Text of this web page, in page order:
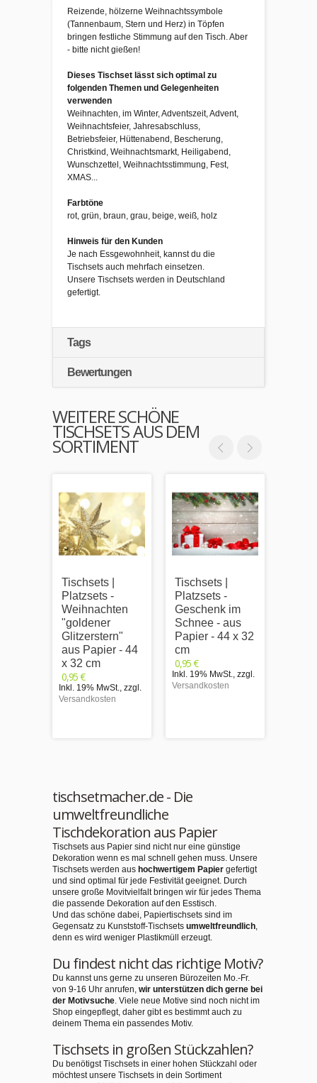
Reizende, hölzerne Weihnachtssymbole
(Tannenbaum, Stern und Herz) in Töpfen
bringen festliche Stimmung auf den Tisch. Aber
- bitte nicht gießen!
Dieses Tischset lässt sich optimal zu
folgenden Themen und Gelegenheiten
verwenden
Weihnachten, im Winter, Adventszeit, Advent,
Weihnachtsfeier, Jahresabschluss,
Betriebsfeier, Hüttenabend, Bescherung,
Christkind, Weihnachtsmarkt, Heiligabend,
Wunschzettel, Weihnachtsstimmung, Fest,
XMAS...
Farbtöne
rot, grün, braun, grau, beige, weiß, holz
Hinweis für den Kunden
Je nach Essgewohnheit, kannst du die
Tischsets auch mehrfach einsetzen.
Unsere Tischsets werden in Deutschland
gefertigt.
Tags
Bewertungen
WEITERE SCHÖNE
TISCHSETS AUS DEM
SORTIMENT
Tischsets |
Platzsets -
Weihnachten
"goldener
Glitzerstern"
aus Papier - 44
x 32 cm
0,95 €
Inkl. 19% MwSt., zzgl.
Versandkosten
Tischsets |
Platzsets -
Geschenk im
Schnee - aus
Papier - 44 x 32
cm
0,95 €
Inkl. 19% MwSt., zzgl.
Versandkosten
tischsetmacher.de - Die
umweltfreundliche
Tischdekoration aus Papier
Tischsets aus Papier sind nicht nur eine günstige
Dekoration wenn es mal schnell gehen muss. Unsere
Tischsets werden aus hochwertigem Papier gefertigt
und sind optimal für jede Festivität geeignet. Durch
unsere große Movitvielfalt bringen wir für jedes Thema
die passende Dekoration auf den Esstisch.
Und das schöne dabei, Papiertischsets sind im
Gegensatz zu Kunststoff-Tischsets umweltfreundlich,
denn es wird weniger Plastikmüll erzeugt.
Du findest nicht das richtige Motiv?
Du kannst uns gerne zu unseren Bürozeiten Mo.-Fr.
von 9-16 Uhr anrufen, wir unterstützen dich gerne bei
der Motivsuche. Viele neue Motive sind noch nicht im
Shop eingepflegt, daher gibt es bestimmt auch zu
deinem Thema ein passendes Motiv.
Tischsets in großen Stückzahlen?
Du benötigst Tischsets in einer hohen Stückzahl oder
möchtest unsere Tischsets in dein Sortiment